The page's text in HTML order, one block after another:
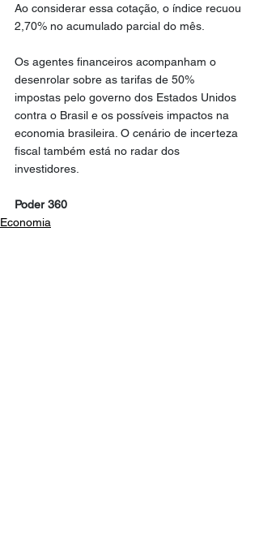
Ao considerar essa cotação, o índice recuou
2,70% no acumulado parcial do mês.
Os agentes financeiros acompanham o
desenrolar sobre as tarifas de 50%
impostas pelo governo dos Estados Unidos
contra o Brasil e os possíveis impactos na
economia brasileira. O cenário de incerteza
fiscal também está no radar dos
investidores.
Poder 360
Economia